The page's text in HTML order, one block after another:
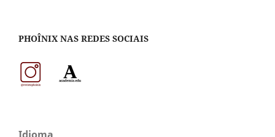
PHOÎNIX NAS REDES SOCIAIS